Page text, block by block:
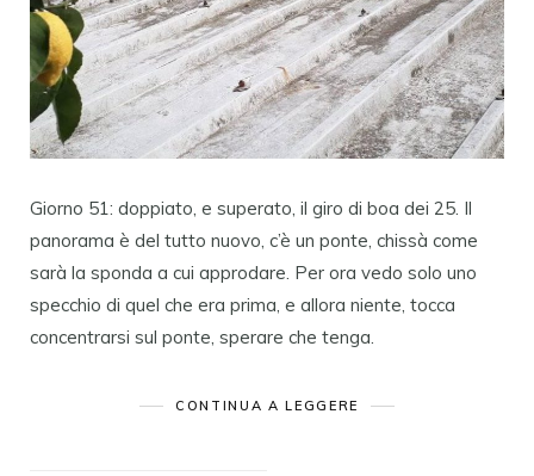
Giorno 51: doppiato, e superato, il giro di boa dei 25. Il
panorama è del tutto nuovo, c’è un ponte, chissà come
sarà la sponda a cui approdare. Per ora vedo solo uno
specchio di quel che era prima, e allora niente, tocca
concentrarsi sul ponte, sperare che tenga.
CONTINUA A LEGGERE